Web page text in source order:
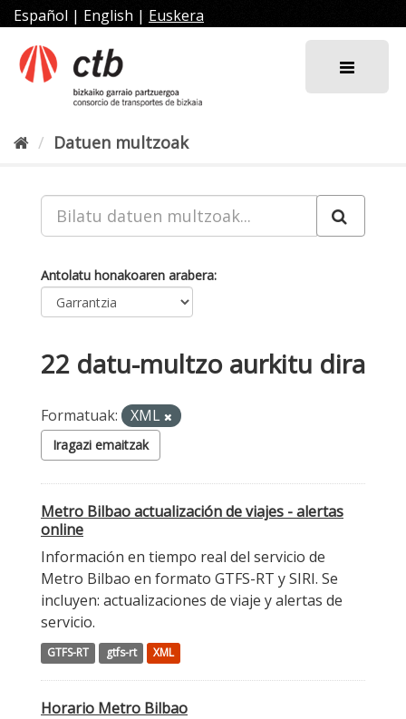
Joan
edukira
Español | English | Euskera
Datuen multzoak
Antolatu honakoaren arabera
22 datu-multzo aurkitu dira
Formatuak: XML
Iragazi emaitzak
Metro Bilbao actualización de viajes - alertas
online
Información en tiempo real del servicio de
Metro Bilbao en formato GTFS-RT y SIRI. Se
incluyen: actualizaciones de viaje y alertas de
servicio.
GTFS-RT gtfs-rt XML
Horario Metro Bilbao